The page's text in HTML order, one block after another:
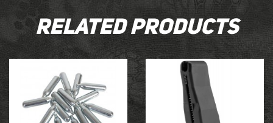
Related Products